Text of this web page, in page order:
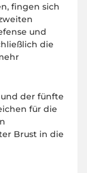
fingen sich
und
die
der fünfte
für die
Brust in die